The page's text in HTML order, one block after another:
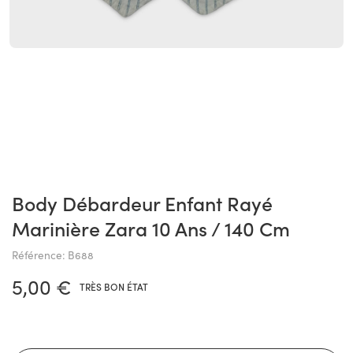
Body Débardeur Enfant Rayé
Marinière Zara 10 Ans / 140 Cm
Référence: B688
5,00 € TRÈS BON ÉTAT